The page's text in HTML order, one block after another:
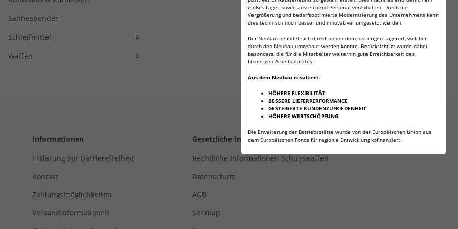
großes Lager, sowie ausreichend Personal vorzuhalten. Durch die
Vergrößerung und bedarfsoptimierte Modernisierung des Unternehmens kann
dies technisch noch besser und innovativer umgesetzt werden.
Der Neubau befindet sich direkt neben dem bisherigen Lagerort, welcher
durch den Neubau umgebaut werden konnte. Berücksichtigt wurde dabei
besonders, die für die Mitarbeiter weiterhin gute Erreichbarkeit des
bisherigen Arbeitsplatztes.
Aus dem Neubau resultiert:
HÖHERE FLEXIBILITÄT
BESSERE LIEFERPERFORMANCE
GESTEIGERTE KUNDENZUFRIEDENHEIT
HÖHERE WERTSCHÖPFUNG
Die Erweiterung der Betriebsstätte wurde von der Europäischen Union aus
dem Europäischen Fonds für regionle Entwicklung kofinanziert.
Sahnespender
Schleifmittel
Waffen
Informationen
Erklärung zur Barrierefreiheit
Kontakt
Zahlungsmöglichkeiten
Versandinformationen
Gesetzliche Informationen
Rechtliche Informationen Schusswaffen
Datenschutz
AGB
Sitemap
Versandarten